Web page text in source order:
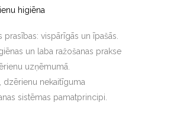
higiēna
prasības: vispārīgās un īpašās.
un laba ražošanas prakse
uzņēmumā.
dzērienu nekaitīguma
sistēmas pamatprincipi.